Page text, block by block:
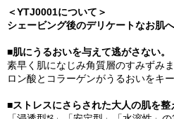
＜YTJ0001について＞
シェービング後のデリケートなお肌へ
■肌にうるおいを与えて逃がさない。
素早く肌になじみ角質層のすみずみ
ロン酸とコラーゲンがうるおいをキ
■ストレスにさらされた大人の肌を整